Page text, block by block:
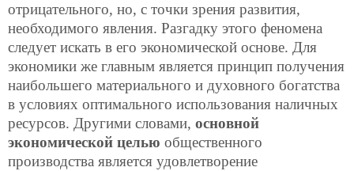
отрицательного, но, с точки зрения развития,
необходимого явления. Разгадку этого феномена
следует искать в его экономической основе. Для
экономики же главным является принцип получения
наибольшего материального и духовного богатства
в условиях оптимального использования наличных
ресурсов. Другими словами, основной
экономической целью общественного
производства является удовлетворение